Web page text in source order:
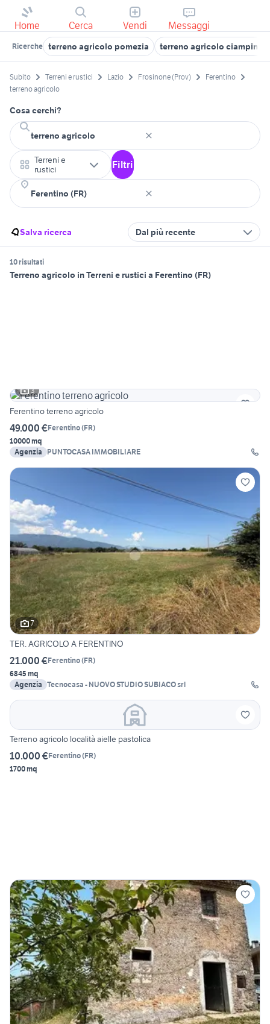
Home Cerca Vendi Messaggi
Ricerche terreno agricolo pomezia terreno agricolo ciampino
Subito Terreni e rustici Lazio Frosinone (Prov)
Ferentino
terreno agricolo
Cosa cerchi?
Terreni e
rustici
Filtri
Salva ricerca Dal più recente
10 risultati
Terreno agricolo in Terreni e rustici a Ferentino (FR)
3
Ferentino terreno agricolo
49.000 €Ferentino(FR)
10000 mq
Agenzia
PUNTOCASA IMMOBILIARE
7
TER. AGRICOLO A FERENTINO
21.000 €Ferentino(FR)
6845 mq
Agenzia Tecnocasa - NUOVO STUDIO SUBIACO srl
Terreno agricolo località aielle pastolica
10.000 €Ferentino(FR)
1700 mq